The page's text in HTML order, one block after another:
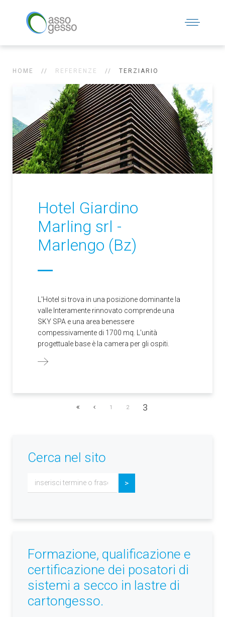
HOME REFERENZE TERZIARIO
Hotel Giardino
Marling srl -
Marlengo (Bz)
L'Hotel si trova in una posizione dominante la
valle Interamente rinnovato comprende una
SKY SPA e una area benessere
compessivamente di 1700 mq. L'unità
progettuale base è la camera per gli ospiti.
1 2 3
Cerca nel sito
Cerca... >
Formazione, qualificazione e
certificazione dei posatori di
sistemi a secco in lastre di
cartongesso.